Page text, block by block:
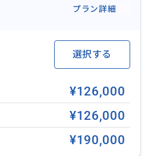
日目早朝の催行になります。
service/a070102/ic010104
本プラン」と同一です。
プラン詳細
選択する
¥126,000
¥126,000
¥190,000